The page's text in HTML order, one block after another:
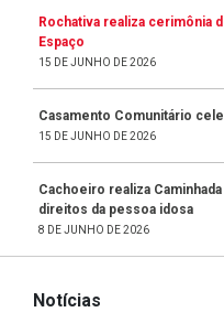
Rochativa realiza cerimônia
Espaço
15 DE JUNHO DE 2026
Casamento Comunitário
15 DE JUNHO DE 2026
Cachoeiro realiza
direitos da pessoa idosa
8 DE JUNHO DE 2026
Notícias